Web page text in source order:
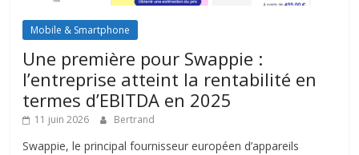
Mobile & Smartphone
Une première pour Swappie :
l’entreprise atteint la rentabilité en
termes d’EBITDA en 2025
11 juin 2026 Bertrand
Swappie, le principal fournisseur européen d’appareils